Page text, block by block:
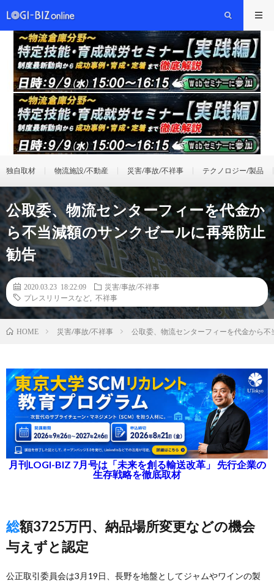
独自取材 物流施設/不動産 災害/事故/不祥事 テクノロジー/製品
公取委、物流センターフィーを代金か
ら不当減額のサンクゼールに再発防止
勧告
2020.03.23 18:22:09
災害/事故/不祥事
プレスリリースなど
不祥事
HOME 災害/事故/不祥事 公取委、物流センターフィーを代金から
月刊LOGI-BIZ 7月号は「未来を創る輸送改革」 先行企業の
生存戦略を徹底取材
総額3725万円、納品場所変更などの機会
与えずと認定
公正取引委員会は3月19日、長野を地盤としてジャムやワインの製